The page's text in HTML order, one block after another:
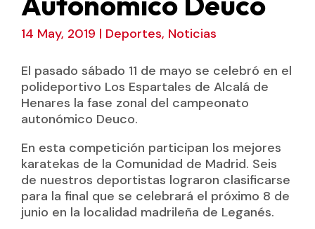
14 May, 2019 | Deportes, Noticias
El pasado sábado 11 de mayo se celebró en el
polideportivo Los Espartales de Alcalá de
Henares la fase zonal del campeonato
autonómico Deuco.
En esta competición participan los mejores
karatekas de la Comunidad de Madrid. Seis
de nuestros deportistas lograron clasificarse
para la final que se celebrará el próximo 8 de
junio en la localidad madrileña de Leganés.